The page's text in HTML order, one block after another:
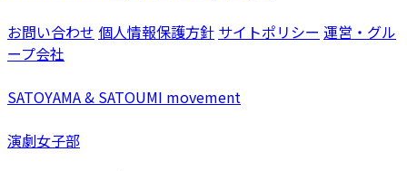
お問い合わせ 個人情報保護方針 サイトポリシー 運営・グル
ープ会社
SATOYAMA & SATOUMI movement
演劇女子部